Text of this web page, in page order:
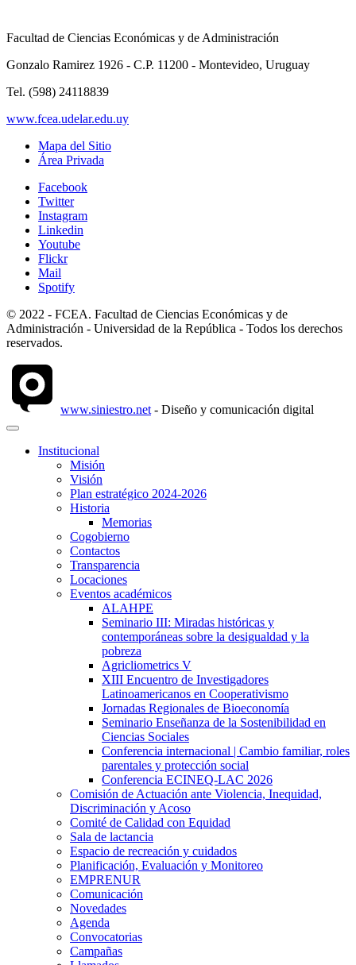
Facultad de Ciencias Económicas y de Administración
Gonzalo Ramirez 1926 - C.P. 11200 - Montevideo, Uruguay
Tel. (598) 24118839
www.fcea.udelar.edu.uy
Mapa del Sitio
Área Privada
Facebook
Twitter
Instagram
Linkedin
Youtube
Flickr
Mail
Spotify
© 2022 - FCEA. Facultad de Ciencias Económicas y de
Administración - Universidad de la República - Todos los derechos
reservados.
www.siniestro.net - Diseño y comunicación digital
Institucional
Misión
Visión
Plan estratégico 2024-2026
Historia
Memorias
Cogobierno
Contactos
Transparencia
Locaciones
Eventos académicos
ALAHPE
Seminario III: Miradas históricas y
contemporáneas sobre la desigualdad y la
pobreza
Agricliometrics V
XIII Encuentro de Investigadores
Latinoamericanos en Cooperativismo
Jornadas Regionales de Bioeconomía
Seminario Enseñanza de la Sostenibilidad en
Ciencias Sociales
Conferencia internacional | Cambio familiar, roles
parentales y protección social
Conferencia ECINEQ-LAC 2026
Comisión de Actuación ante Violencia, Inequidad,
Discriminación y Acoso
Comité de Calidad con Equidad
Sala de lactancia
Espacio de recreación y cuidados
Planificación, Evaluación y Monitoreo
EMPRENUR
Comunicación
Novedades
Agenda
Convocatorias
Campañas